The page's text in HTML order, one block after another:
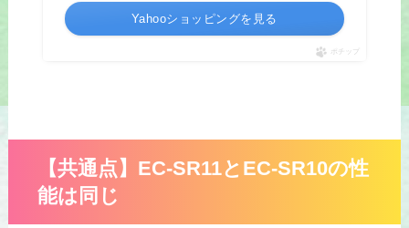
Yahooショッピングを見る
ポチップ
【共通点】EC-SR11とEC-SR10の性
能は同じ